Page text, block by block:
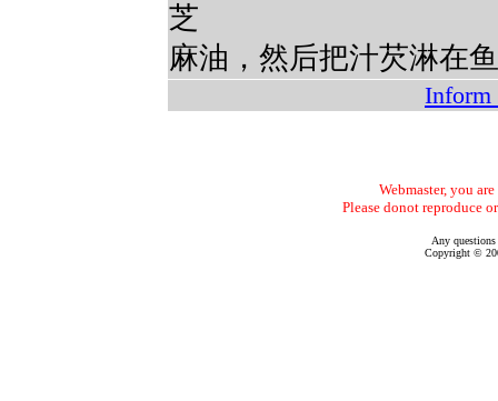
芝
麻油，然后把汁芡淋在
Inform
Webmaster, you
Please donot reproduce
Any
Copyright ©